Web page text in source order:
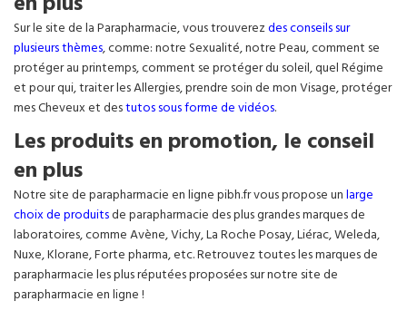
Sur le site de la Parapharmacie, vous trouverezdes conseils sur
plusieurs thèmes, comme: notre Sexualité, notre Peau, comment se
protéger au printemps, comment se protéger du soleil, quel Régime
et pour qui, traiter les Allergies, prendre soin de mon Visage, protéger
mes Cheveux et destutos sous forme de vidéos.
Les produits en promotion, le conseil
en plus
Notre site de parapharmacie en ligne pibh.fr vous propose unlarge
choix de produitsde parapharmacie des plus grandes marques de
laboratoires, comme Avène, Vichy, La Roche Posay, Liérac, Weleda,
Nuxe, Klorane, Forte pharma, etc. Retrouvez toutes les marques de
parapharmacie les plus réputées proposées sur notre site de
parapharmacie en ligne !